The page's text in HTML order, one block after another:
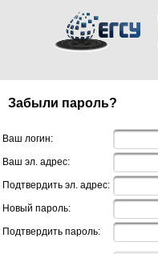
Забыли пароль?
Ваш логин:
Ваш эл. адрес:
Подтвердить эл. адрес:
Новый пароль:
Подтвердить пароль: